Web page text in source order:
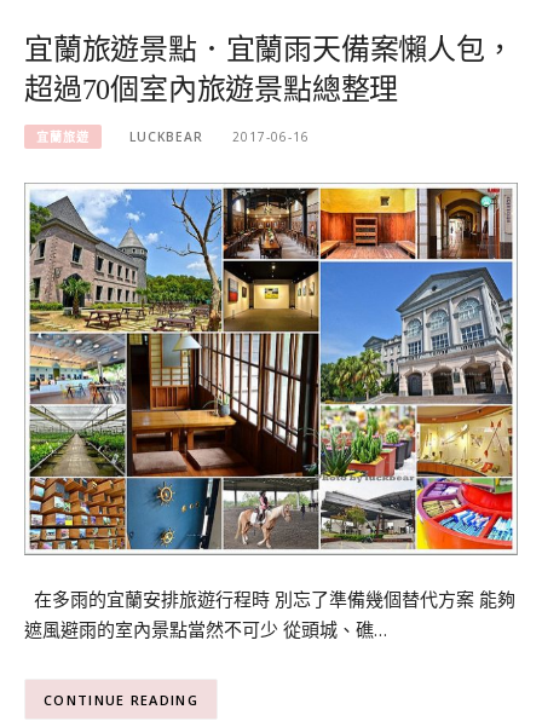
宜蘭旅遊景點．宜蘭雨天備案懶人包，
超過70個室內旅遊景點總整理
宜蘭旅遊 LUCKBEAR 2017-06-16
在多雨的宜蘭安排旅遊行程時 別忘了準備幾個替代方案 能夠
遮風避雨的室內景點當然不可少 從頭城、礁…
CONTINUE READING